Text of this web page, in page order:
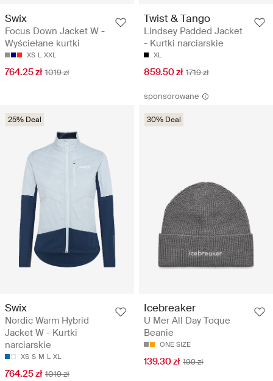
Swix
Focus Down Jacket W -
Wyściełane kurtki
XS L XXL
764.25 zł 1019 zł
Twist & Tango
Lindsey Padded Jacket
- Kurtki narciarskie
XL
859.50 zł 1719 zł
25% Deal
Swix
Nordic Warm Hybrid
Jacket W - Kurtki
narciarskie
XS S M L XL
764.25 zł 1019 zł
sponsorowane
30% Deal
Icebreaker
U Mer All Day Toque
Beanie
ONE SIZE
139.30 zł 199 zł